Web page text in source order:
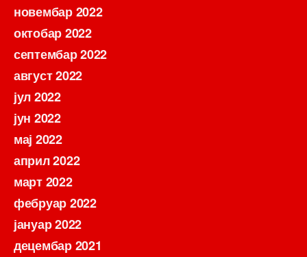
новембар 2022
октобар 2022
септембар 2022
август 2022
јул 2022
јун 2022
мај 2022
април 2022
март 2022
фебруар 2022
јануар 2022
децембар 2021